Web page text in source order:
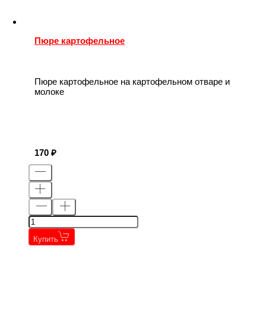
Пюре картофельное
Пюре картофельное на картофельном отваре и
молоке
170
Купить